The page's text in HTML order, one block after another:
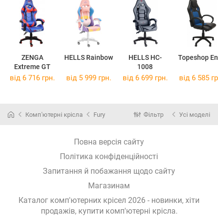
ZENGA
Extreme GT
HELLS Rainbow
HELLS HC-
1008
Topeshop
від 6 716 грн. від 5 999 грн. від 6 699 грн. від 6 585
Комп'ютерні крісла Fury Фільтр Усі моделі
Повна версія сайту
Політика конфіденційності
Запитання й побажання щодо сайту
Магазинам
Каталог комп'ютерних крісел 2026 - новинки, хіти
продажів, купити комп'ютерні крісла.